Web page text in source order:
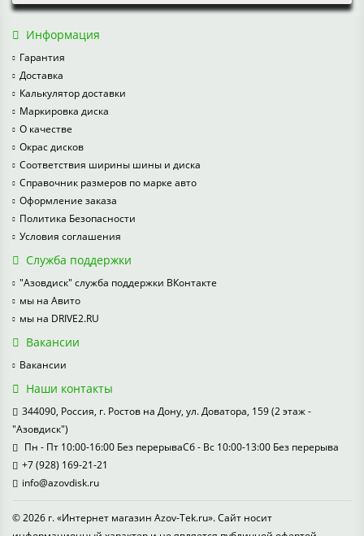
Информация
Гарантия
Доставка
Калькулятор доставки
Маркировка диска
О качестве
Окрас дисков
Соответствия ширины шины и диска
Справочник размеров по марке авто
Оформление заказа
Политика Безопасности
Условия соглашения
Служба поддержки
"Азовдиск" служба поддержки ВКонтакте
мы на Авито
мы на DRIVE2.RU
Вакансии
Вакансии
Наши контакты
344090, Россия, г. Ростов на Дону, ул. Доватора, 159 (2 этаж -
"Азовдиск")
Пн - Пт 10:00-16:00 Без перерываСб - Вс 10:00-13:00 Без перерыва
+7 (928) 169-21-21
info@azovdisk.ru
© 2026 г. «Интернет магазин Azov-Tek.ru». Сайт носит